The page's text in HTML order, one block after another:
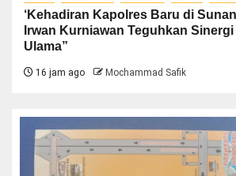
‘Kehadiran Kapolres Baru di
Irwan Kurniawan Teguhkan
Ulama”
16 jam ago Mochammad Safik